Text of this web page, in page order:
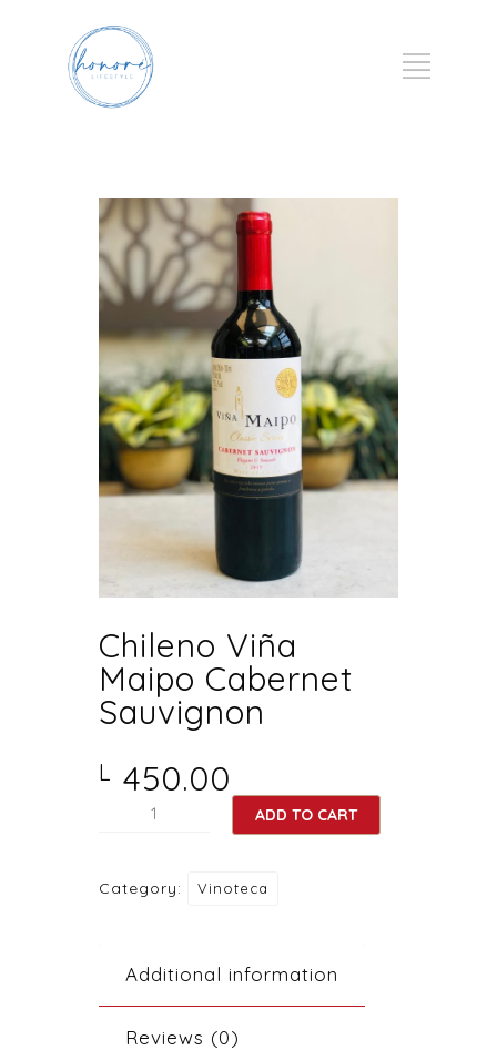
Chileno Viña
Maipo Cabernet
Sauvignon
L 450.00
Chileno
Cabernet
ADD TO CART
Category: Vinoteca
Additional information
Reviews (0)